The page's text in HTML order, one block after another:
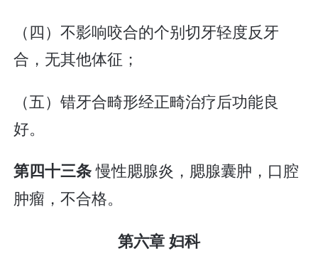
（四）不影响咬合的个别切牙轻度反牙
合，无其他体征；
（五）错牙合畸形经正畸治疗后功能良
好。
第四十三条慢性腮腺炎，腮腺囊肿，口腔
肿瘤，不合格。
第六章 妇科